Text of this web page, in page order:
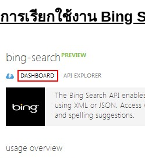
การเรียกใช้งาน Bing